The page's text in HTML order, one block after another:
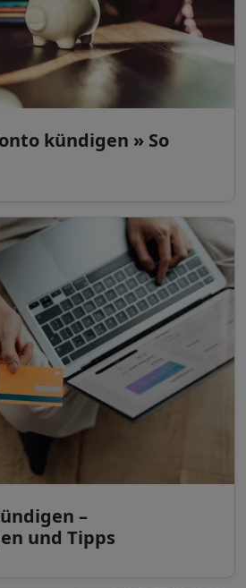
kündigen » So
–
und Tipps